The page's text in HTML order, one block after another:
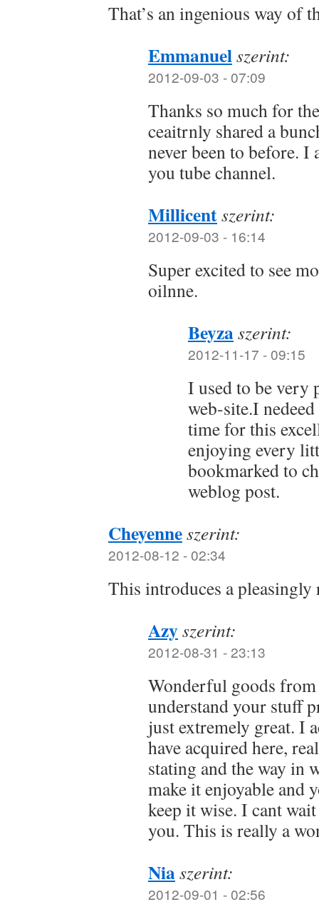
That’s an ingenious way of
Emmanuelszerint:
2012-09-03 - 07:09
Thanks so much for
ceaitrnly shared a
never been to before.
you tube channel.
Millicentszerint:
2012-09-03 - 16:14
Super excited to see
oilnne.
Beyzaszerint:
2012-11-17 - 09:15
I used to be very
web-site.I
time for this
enjoying every
bookmarked to
weblog post.
Cheyenneszerint:
2012-08-12 - 02:34
This introduces a
Azyszerint:
2012-08-31 - 23:13
Wonderful goods
understand your stuff
just extremely great. I
have acquired here,
stating and the way in
make it enjoyable and
keep it wise. I cant
you. This is really a
Niaszerint:
2012-09-01 - 02:56